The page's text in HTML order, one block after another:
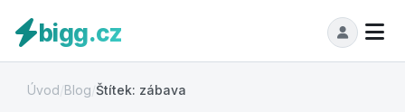
bigg.cz
Úvod Blog Štítek: zábava